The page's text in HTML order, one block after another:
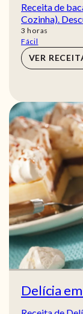
Receita de
Cozinha).
3 horas
horas
Fácil
VER
Delícia